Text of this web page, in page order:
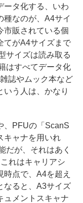
タ化する、いわ
種なのが、A4サイ
市販されている個
てがA4サイズまで
サイズは読み取る
はすべてデータ化
誌やムック本など
いう人は、かなり
、PFUの「ScanS
キャナを用いれ
だが、それはあく
れはキャリアシ
点で、A4を超え
なると、A3サイズ
ュメントスキャナ